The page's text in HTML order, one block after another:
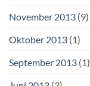
November 2013 (9)
Oktober 2013 (1)
September 2013 (1)